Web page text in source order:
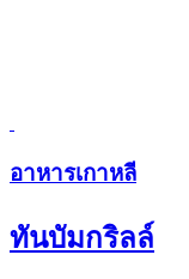
อาหารเกาหลี
ทันบัมกริลล์